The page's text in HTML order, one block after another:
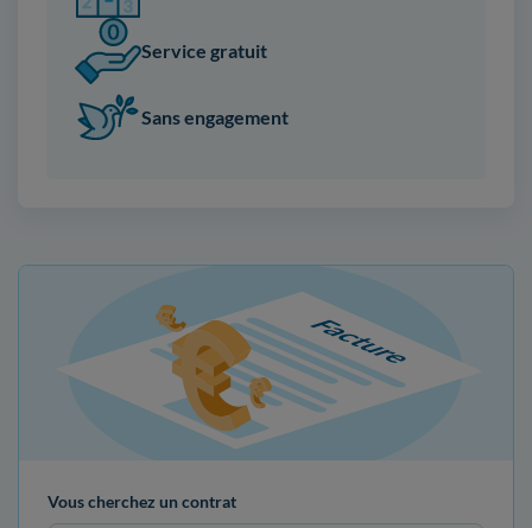
Service gratuit
Sans engagement
Vous cherchez un contrat